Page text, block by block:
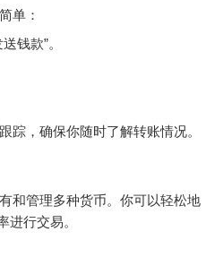
单：
钱款”。
踪，确保你随时了解转账情况。
和管理多种货币。你可以轻松地
进行交易。